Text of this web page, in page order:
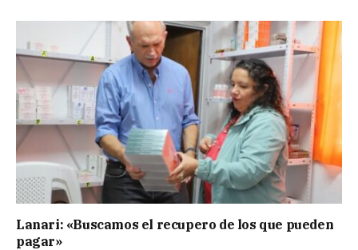
Lanari: «Buscamos el recupero de los que pueden
pagar»